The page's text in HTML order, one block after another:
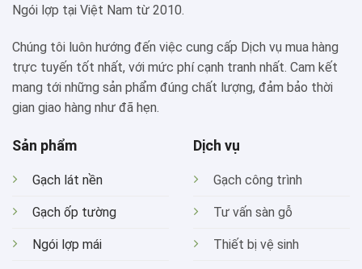
Ngói lợp tại Việt Nam từ 2010.
Chúng tôi luôn hướng đến việc cung cấp Dịch vụ mua hàng
trực tuyến tốt nhất, với mức phí cạnh tranh nhất. Cam kết
mang tới những sản phẩm đúng chất lượng, đảm bảo thời
gian giao hàng như đã hẹn.
Sản phẩm
Gạch lát nền
Gạch ốp tường
Ngói lợp mái
Dịch vụ
Gạch công trình
Tư vấn sàn gỗ
Thiết bị vệ sinh